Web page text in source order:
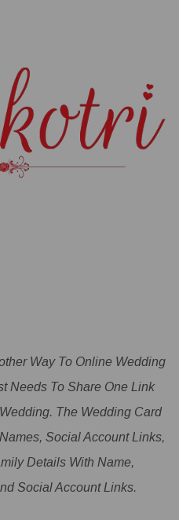
Way To Online Wedding
Needs To Share One Link
The Wedding Card
Social Account Links,
Details With Name,
Social Account Links.